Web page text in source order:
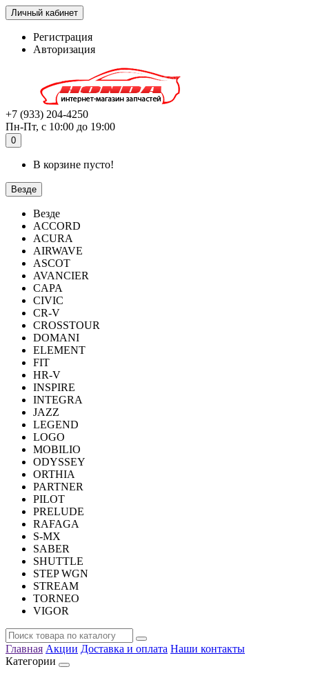
Личный кабинет
Регистрация
Авторизация
+7 (933) 204-4250
Пн-Пт, с 10:00 до 19:00
0
В корзине пусто!
Везде
Везде
ACCORD
ACURA
AIRWAVE
ASCOT
AVANCIER
CAPA
CIVIC
CR-V
CROSSTOUR
DOMANI
ELEMENT
FIT
HR-V
INSPIRE
INTEGRA
JAZZ
LEGEND
LOGO
MOBILIO
ODYSSEY
ORTHIA
PARTNER
PILOT
PRELUDE
RAFAGA
S-MX
SABER
SHUTTLE
STEP WGN
STREAM
TORNEO
VIGOR
Главная Акции Доставка и оплата Наши контакты
Категории